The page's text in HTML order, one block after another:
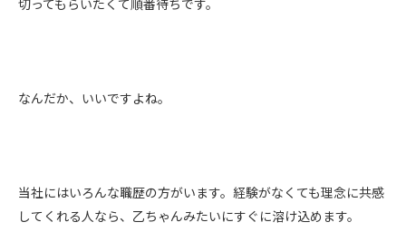
切ってもらいたくて順番待ちです。
なんだか、いいですよね。
当社にはいろんな職歴の方がいます。経験がなくても理念に共感
してくれる人なら、乙ちゃんみたいにすぐに溶け込めます。